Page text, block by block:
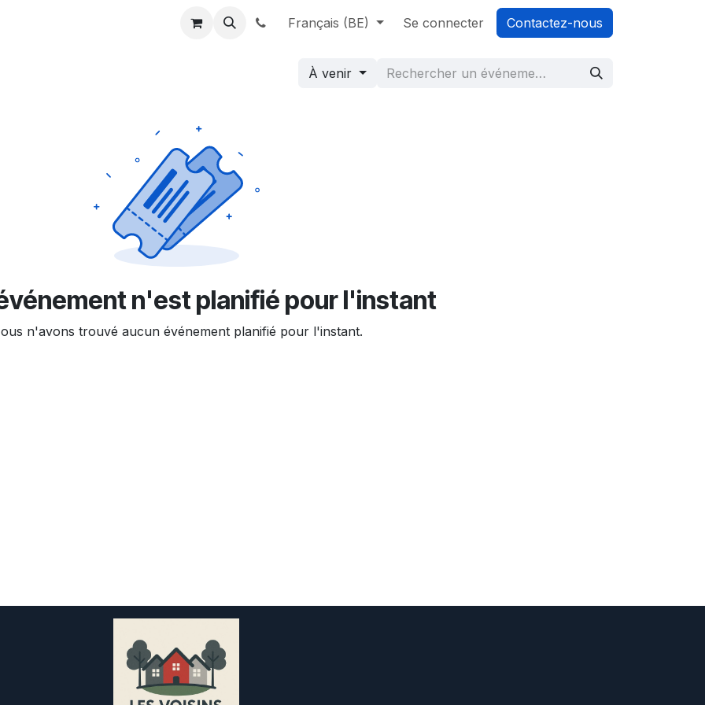
Rejoignez-nous Join Action Qui sommes-nous? Actions
Français (BE) Se connecter Contactez-nous
À venir
n'est planifié pour l'instant
n'avons trouvé aucun événement planifié pour l'instant.